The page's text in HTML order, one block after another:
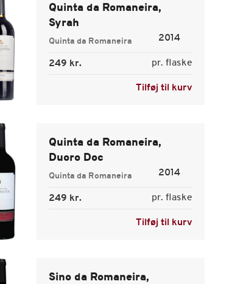
Quinta da Romaneira,
Syrah
Quinta da Romaneira 2014
249 kr. pr. flaske
Tilføj til kurv
Quinta da Romaneira,
Duoro Doc
Quinta da Romaneira 2014
249 kr. pr. flaske
Tilføj til kurv
Sino da Romaneira,